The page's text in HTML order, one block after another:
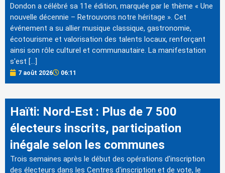
Dondon a célébré sa 11e édition, marquée par le thème « Une
nouvelle décennie – Retrouvons notre héritage ». Cet
événement a su allier musique classique, gastronomie,
écotourisme et valorisation des talents locaux, renforçant
ainsi son rôle culturel et communautaire. La manifestation
s'est […]
7 août 2026 06:11
Haïti: Nord-Est : Plus de 7 500
électeurs inscrits, participation
inégale selon les communes
Trois semaines après le début des opérations d'inscription
des électeurs dans les Centres d'inscription et de vote, le